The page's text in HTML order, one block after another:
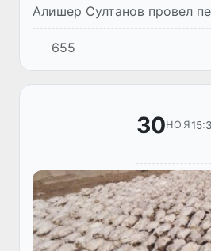
Алишер Султанов провел
Управляющим директором
& Cie», членом
компании «Rothschild&Co»...
655
30НОЯ